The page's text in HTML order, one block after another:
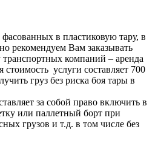
в пластиковую тару, в
рекомендуем Вам заказывать
компаний – аренда
стоимость услуги составляет 700
груз без риска боя тары в
за собой право включить в
или паллетный борт при
грузов и т.д. в том числе без